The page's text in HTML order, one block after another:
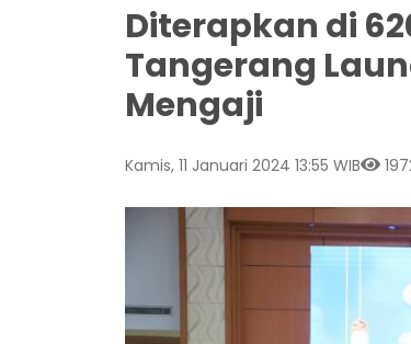
Diterapkan di
Tangerang
Mengaji
Kamis, 11 Januari 2024 13:55 WIB